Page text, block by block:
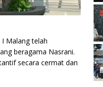
Malang telah
beragama Nasrani.
secara cermat dan